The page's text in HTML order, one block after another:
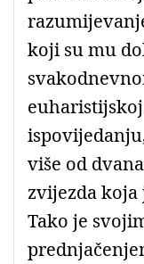
koji su mu
više od
zvijezda koja
Tako je